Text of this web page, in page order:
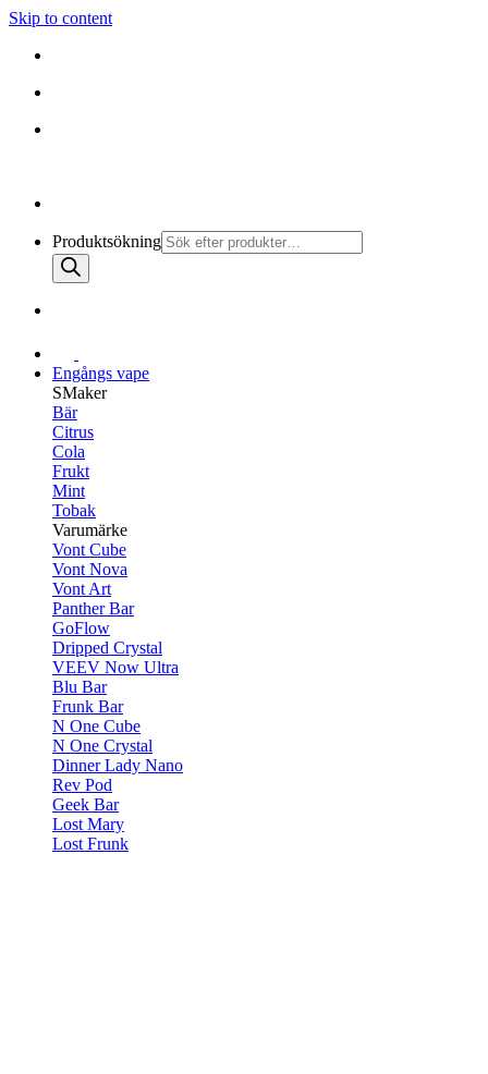
Skip to content
Produktsökning
Engångs vape
SMaker
Bär
Citrus
Cola
Frukt
Mint
Tobak
Varumärke
Vont Cube
Vont Nova
Vont Art
Panther Bar
GoFlow
Dripped Crystal
VEEV Now Ultra
Blu Bar
Frunk Bar
N One Cube
N One Crystal
Dinner Lady Nano
Rev Pod
Geek Bar
Lost Mary
Lost Frunk